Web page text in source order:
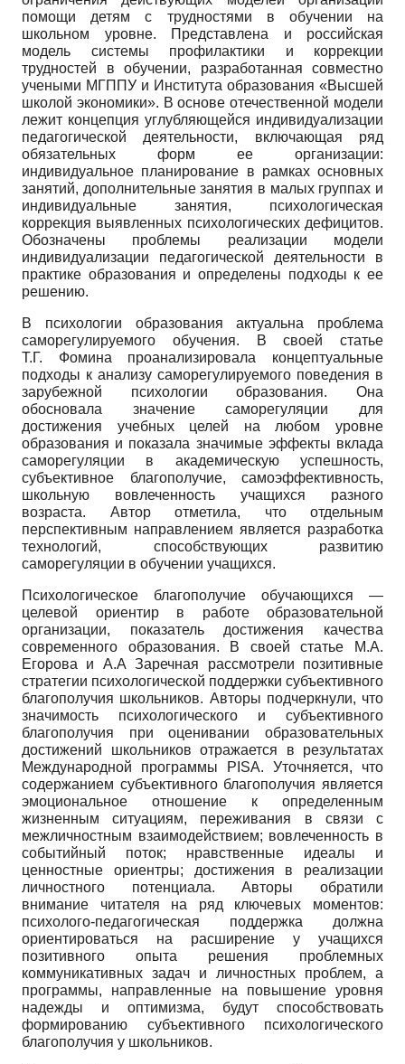
помощи детям с трудностями в обучении на
школьном уровне. Представлена и российская
модель системы профилактики и коррекции
трудностей в обучении, разработанная совместно
учеными МГППУ и Института образования «Высшей
школой экономики». В основе отечественной модели
лежит концепция углубляющейся индивидуализации
педагогической деятельности, включающая ряд
обязательных форм ее организации:
индивидуальное планирование в рамках основных
занятий, дополнительные занятия в малых группах и
индивидуальные занятия, психологическая
коррекция выявленных психологических дефицитов.
Обозначены проблемы реализации модели
индивидуализации педагогической деятельности в
практике образования и определены подходы к ее
решению.
В психологии образования актуальна проблема
саморегулируемого обучения. В своей статье
Т.Г. Фомина проанализировала концептуальные
подходы к анализу саморегулируемого поведения в
зарубежной психологии образования. Она
обосновала значение саморегуляции для
достижения учебных целей на любом уровне
образования и показала значимые эффекты вклада
саморегуляции в академическую успешность,
субъективное благополучие, самоэффективность,
школьную вовлеченность учащихся разного
возраста. Автор отметила, что отдельным
перспективным направлением является разработка
технологий, способствующих развитию
саморегуляции в обучении учащихся.
Психологическое благополучие обучающихся —
целевой ориентир в работе образовательной
организации, показатель достижения качества
современного образования. В своей статье М.А.
Егорова и А.А Заречная рассмотрели позитивные
стратегии психологической поддержки субъективного
благополучия школьников. Авторы подчеркнули, что
значимость психологического и субъективного
благополучия при оценивании образовательных
достижений школьников отражается в результатах
Международной программы PISA. Уточняется, что
содержанием субъективного благополучия является
эмоциональное отношение к определенным
жизненным ситуациям, переживания в связи с
межличностным взаимодействием; вовлеченность в
событийный поток; нравственные идеалы и
ценностные ориентры; достижения в реализации
личностного потенциала. Авторы обратили
внимание читателя на ряд ключевых моментов:
психолого-педагогическая поддержка должна
ориентироваться на расширение у учащихся
позитивного опыта решения проблемных
коммуникативных задач и личностных проблем, а
программы, направленные на повышение уровня
надежды и оптимизма, будут способствовать
формированию субъективного психологического
благополучия у школьников.